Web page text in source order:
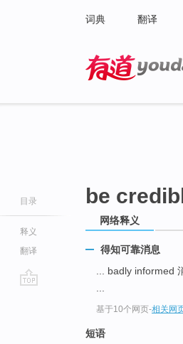
词典 翻译
目录
释义
翻译
be
网络释义
得知可靠消息
... badly informed
基于10个网页-相关网
短语